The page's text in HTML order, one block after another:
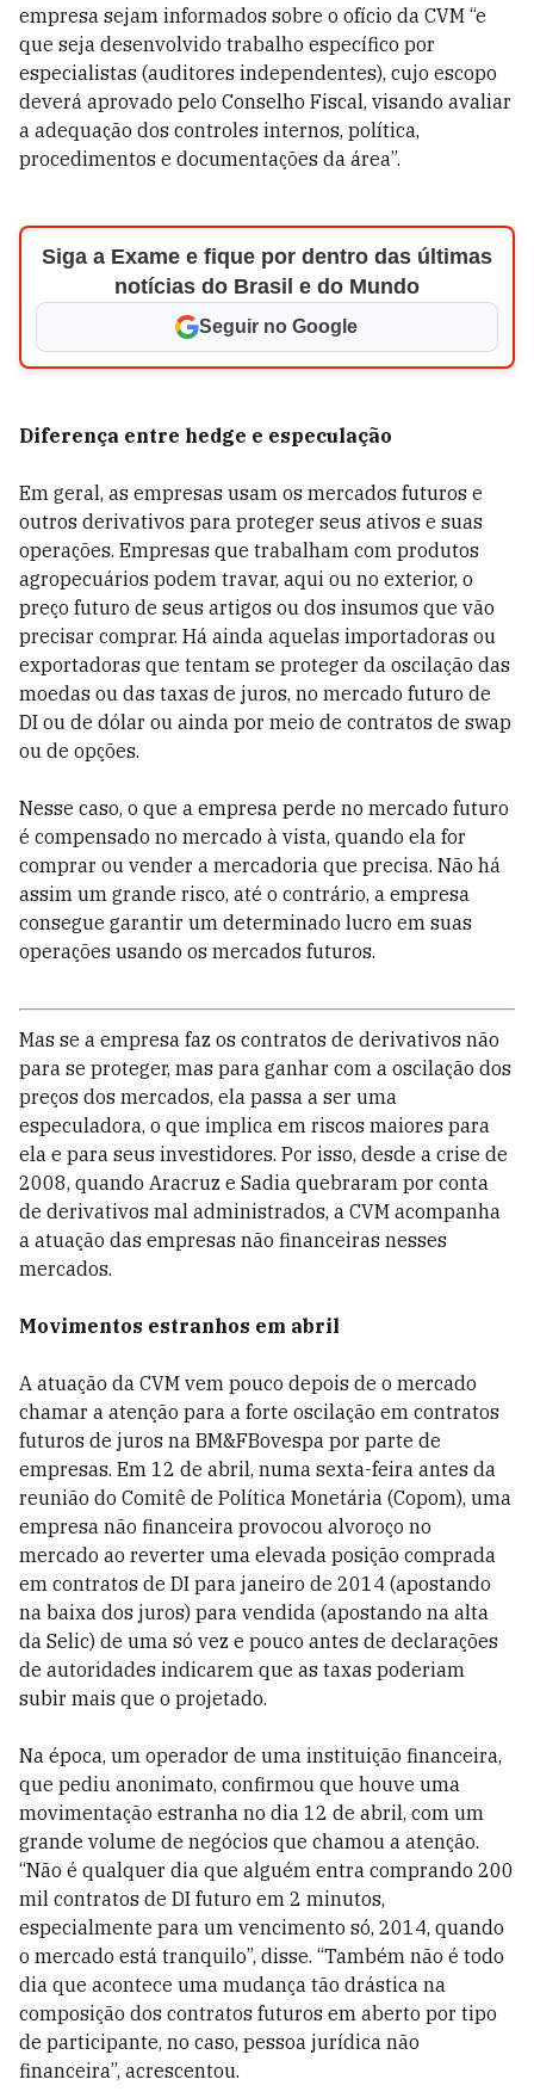
empresa sejam informados sobre o ofício da CVM “e
que seja desenvolvido trabalho específico por
especialistas (auditores independentes), cujo escopo
deverá aprovado pelo Conselho Fiscal, visando avaliar
a adequação dos controles internos, política,
procedimentos e documentações da área”.
Siga a Exame e fique por dentro das últimas
notícias do Brasil e do Mundo
Seguir no Google
Diferença entre hedge e especulação
Em geral, as empresas usam os mercados futuros e
outros derivativos para proteger seus ativos e suas
operações. Empresas que trabalham com produtos
agropecuários podem travar, aqui ou no exterior, o
preço futuro de seus artigos ou dos insumos que vão
precisar comprar. Há ainda aquelas importadoras ou
exportadoras que tentam se proteger da oscilação das
moedas ou das taxas de juros, no mercado futuro de
DI ou de dólar ou ainda por meio de contratos de swap
ou de opções.
Nesse caso, o que a empresa perde no mercado futuro
é compensado no mercado à vista, quando ela for
comprar ou vender a mercadoria que precisa. Não há
assim um grande risco, até o contrário, a empresa
consegue garantir um determinado lucro em suas
operações usando os mercados futuros.
Mas se a empresa faz os contratos de derivativos não
para se proteger, mas para ganhar com a oscilação dos
preços dos mercados, ela passa a ser uma
especuladora, o que implica em riscos maiores para
ela e para seus investidores. Por isso, desde a crise de
2008, quando Aracruz e Sadia quebraram por conta
de derivativos mal administrados, a CVM acompanha
a atuação das empresas não financeiras nesses
mercados.
Movimentos estranhos em abril
A atuação da CVM vem pouco depois de o mercado
chamar a atenção para a forte oscilação em contratos
futuros de juros na BM&FBovespa por parte de
empresas. Em 12 de abril, numa sexta-feira antes da
reunião do Comitê de Política Monetária (Copom), uma
empresa não financeira provocou alvoroço no
mercado ao reverter uma elevada posição comprada
em contratos de DI para janeiro de 2014 (apostando
na baixa dos juros) para vendida (apostando na alta
da Selic) de uma só vez e pouco antes de declarações
de autoridades indicarem que as taxas poderiam
subir mais que o projetado.
Na época, um operador de uma instituição financeira,
que pediu anonimato, confirmou que houve uma
movimentação estranha no dia 12 de abril, com um
grande volume de negócios que chamou a atenção.
“Não é qualquer dia que alguém entra comprando 200
mil contratos de DI futuro em 2 minutos,
especialmente para um vencimento só, 2014, quando
o mercado está tranquilo”, disse. “Também não é todo
dia que acontece uma mudança tão drástica na
composição dos contratos futuros em aberto por tipo
de participante, no caso, pessoa jurídica não
financeira”, acrescentou.